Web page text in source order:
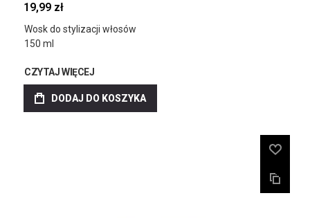
19,99 zł
Wosk do stylizacji włosów
150 ml
CZYTAJ WIĘCEJ
DODAJ DO KOSZYKA